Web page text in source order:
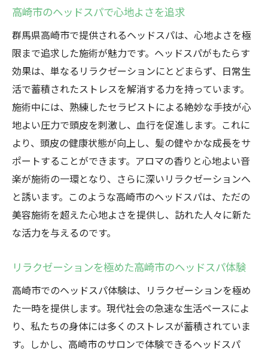
高崎市のヘッドスパで心地よさを追求
群馬県高崎市で提供されるヘッドスパは、心地よさを極
限まで追求した施術が魅力です。ヘッドスパがもたらす
効果は、単なるリラクゼーションにとどまらず、日常生
活で蓄積されたストレスを解消する力を持っています。
施術中には、熟練したセラピストによる絶妙な手技が心
地よい圧力で頭皮を刺激し、血行を促進します。これに
より、頭皮の健康状態が向上し、髪の健やかな成長をサ
ポートすることができます。アロマの香りと心地よい音
楽が施術の一環となり、さらに深いリラクゼーションへ
と誘います。このような高崎市のヘッドスパは、ただの
美容施術を超えた心地よさを提供し、訪れた人々に新た
な活力を与えるのです。
リラクゼーションを極めた高崎市のヘッドスパ体験
高崎市でのヘッドスパ体験は、リラクゼーションを極め
た一時を提供します。現代社会の急速な生活ペースによ
り、私たちの身体には多くのストレスが蓄積されていま
す。しかし、高崎市のサロンで体験できるヘッドスパ